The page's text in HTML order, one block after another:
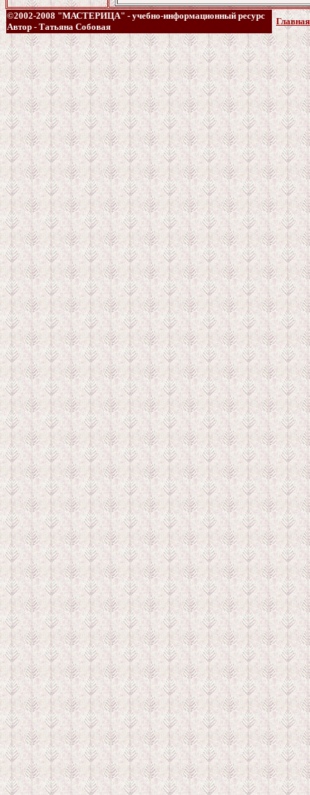
©2002-2008 "МАСТЕРИЦА" - учебно-информационный ресурс
Автор - Татьяна Собовая